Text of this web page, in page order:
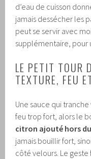
d’eau de cuisson
jamais dessécher les
peut se servir avec
supplémentaire, pour
LE PETIT TOUR
TEXTURE, FEU
Une sauce qui
feu trop fort, alors le
citron ajouté hors
jamais bouillir fort,
côté velours. Le